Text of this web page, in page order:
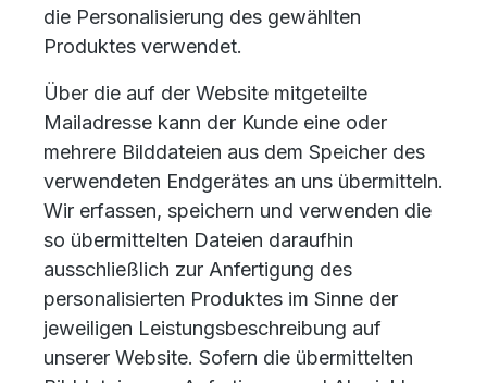
die Personalisierung des gewählten
Produktes verwendet.
Über die auf der Website mitgeteilte
Mailadresse kann der Kunde eine oder
mehrere Bilddateien aus dem Speicher des
verwendeten Endgerätes an uns übermitteln.
Wir erfassen, speichern und verwenden die
so übermittelten Dateien daraufhin
ausschließlich zur Anfertigung des
personalisierten Produktes im Sinne der
jeweiligen Leistungsbeschreibung auf
unserer Website. Sofern die übermittelten